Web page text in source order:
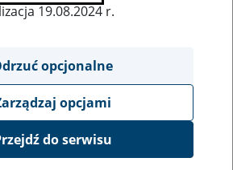
pozycje bazy
Przedsiębiorstwo Komunikacji
19.08.2024 r.
opcjonalne
opcjami
do serwisu